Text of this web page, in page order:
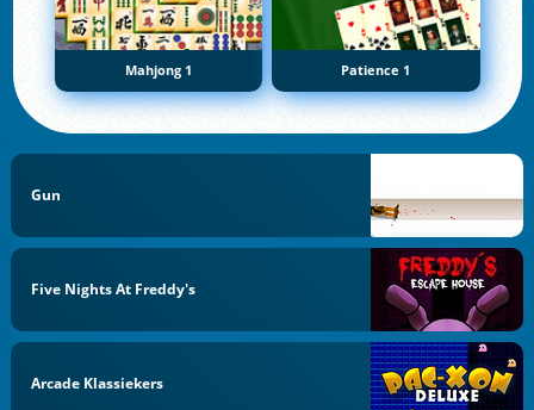
Mahjong 1 Patience 1
Gun
Five Nights At Freddy's
Arcade Klassiekers